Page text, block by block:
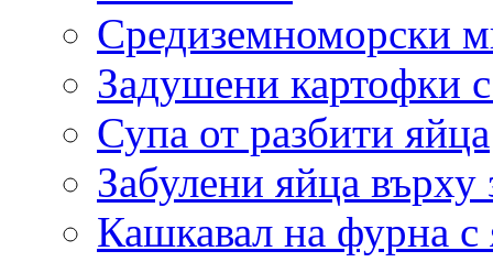
Средиземноморски
Задушени картофки
Супа от разбити яйца
Забулени яйца
Кашкавал на фурна с